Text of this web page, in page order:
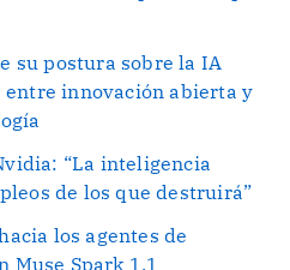
su postura sobre la IA
entre innovación abierta y
“La inteligencia
de los que destruirá”
los agentes de
Spark 1.1